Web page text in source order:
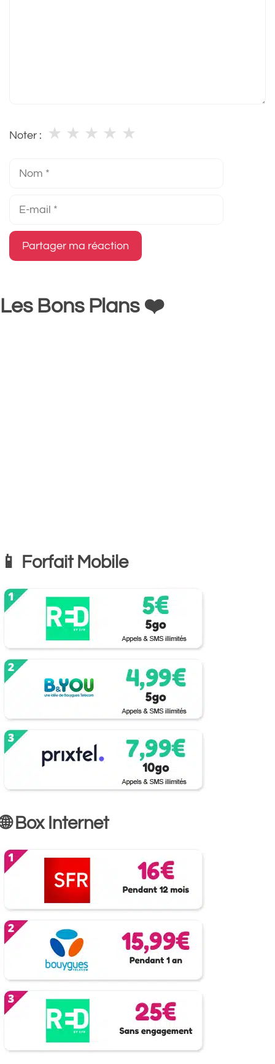
Noter : ★
★
★
★
★
Les Bons Plans ❤️
📱 Forfait Mobile
🌐 Box Internet